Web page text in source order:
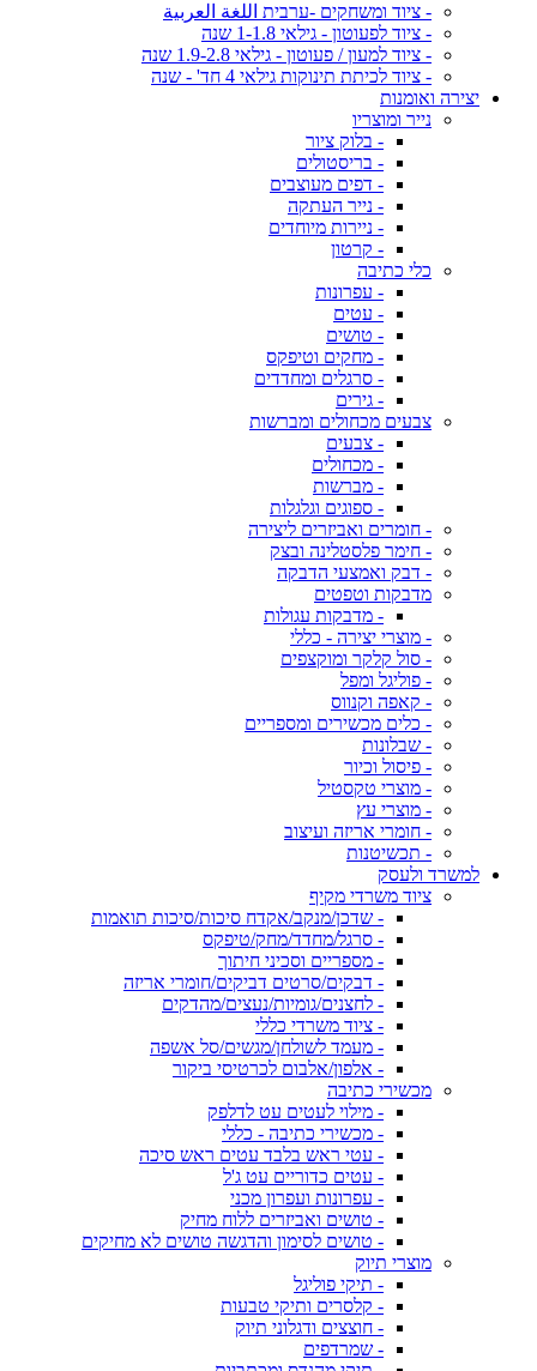
- ציוד ומשחקים -ערבית اللغة العربية
- ציוד לפעוטון - גילאי 1-1.8 שנה
- ציוד למעון / פעוטון - גילאי 1.9-2.8 שנה
- ציוד לכיתת תינוקות גילאי 4 חד' - שנה
יצירה ואומנות
נייר ומוצריו
- בלוק ציור
- בריסטולים
- דפים מעוצבים
- נייר העתקה
- ניירות מיוחדים
- קרטון
כלי כתיבה
- עפרונות
- עטים
- טושים
- מחקים וטיפקס
- סרגלים ומחדדים
- גירים
צבעים מכחולים ומברשות
- צבעים
- מכחולים
- מברשות
- ספוגים וגלגלות
- חומרים ואביזרים ליצירה
- חימר פלסטלינה ובצק
- דבק ואמצעי הדבקה
מדבקות וטפטים
- מדבקות עגולות
- מוצרי יצירה - כללי
- סול קלקר ומוקצפים
- פוליגל ומפל
- קאפה וקנווס
- כלים מכשירים ומספריים
- שבלונות
- פיסול וכיור
- מוצרי טקסטיל
- מוצרי עץ
- חומרי אריזה ועיצוב
- תכשיטנות
למשרד ולעסק
ציוד משרדי מקיף
- שדכן/מנקב/אקדח סיכות/סיכות תואמות
- סרגל/מחדד/מחק/טיפקס
- מספריים וסכיני חיתוך
- דבקים/סרטים דביקים/חומרי אריזה
- לחצנים/גומיות/נעצים/מהדקים
- ציוד משרדי כללי
- מעמד לשולחן/מגשים/סל אשפה
- אלפון/אלבום לכרטיסי ביקור
מכשירי כתיבה
- מילוי לעטים עט לדלפק
- מכשירי כתיבה - כללי
- עטי ראש בלבד עטים ראש סיכה
- עטים כדוריים עט ג'ל
- עפרונות ועפרון מכני
- טושים ואביזרים ללוח מחיק
- טושים לסימון והדגשה טושים לא מחיקים
מוצרי תיוק
- תיקי פוליגל
- קלסרים ותיקי טבעות
- חוצצים ודגלוני תיוק
- שמרדפים